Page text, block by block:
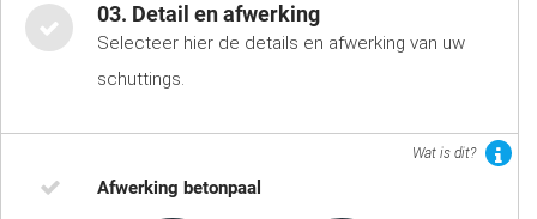
03. Detail en afwerking
Selecteer hier de details en afwerking van uw
schuttings.
Wat is dit?
Afwerking betonpaal